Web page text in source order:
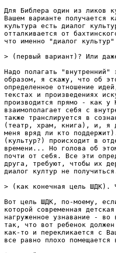
Для Библера один из ликов
Вашем варианте получается
культура есть диалог
отталкивается от
что именно "диалог культур"
> (первый вариант)? Или
Надо полагать
образом, я скажу, что об
определенное отношение
текстах и произведениях
производится прямо - как у
взаимополагает себя с
также транслируется в
(театр, храм, книга), и, я
меня вряд ли кто
(культур?) происходит в
времени... Но голова об
почти от себя. Все эти
друга, требуют, чтобы их
диалог култур не
> (как конечная цель ШДК).
Вот цель ШДК, по-моему,
которой современная
нагруженное узнавание -
так, что вот ребенок
как-то и перекликается с
все равно плохо помещается